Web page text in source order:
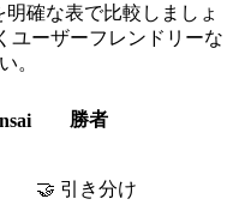
明確な表で比較しましょ
ユーザーフレンドリーな
。
勝者
🤝 引き分け